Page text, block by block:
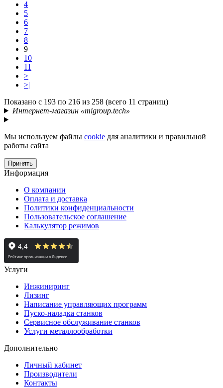
4
5
6
7
8
9
10
11
>
>|
Показано с 193 по 216 из 258 (всего 11 страниц)
Интернет-магазин «migroup.tech»
Мы используем файлы cookie для аналитики и правильной
работы сайта
Принять
Информация
О компании
Оплата и доставка
Политики конфиденциальности
Пользовательское соглашение
Калькулятор режимов
Услуги
Инжиниринг
Лизинг
Написание управляющих программ
Пуско-наладка станков
Сервисное обслуживание станков
Услуги металлообработки
Дополнительно
Личный кабинет
Производители
Контакты